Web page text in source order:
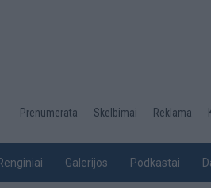
Desktop
top
Prenumerata Skelbimai Reklama
Galerijos Podkastai